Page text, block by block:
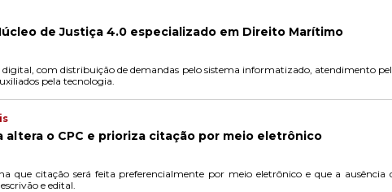
de Justiça 4.0 especializado em Direito Marítimo
com distribuição de demandas pelo sistema informatizado, atendimento
pela tecnologia.
altera o CPC e prioriza citação por meio eletrônico
que citação será feita preferencialmente por meio eletrônico e que a
e edital.